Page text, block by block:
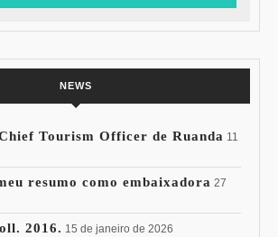
NEWS
Tourism Officer de Ruanda 11
resumo como embaixadora 27
2016. 15 de janeiro de 2026